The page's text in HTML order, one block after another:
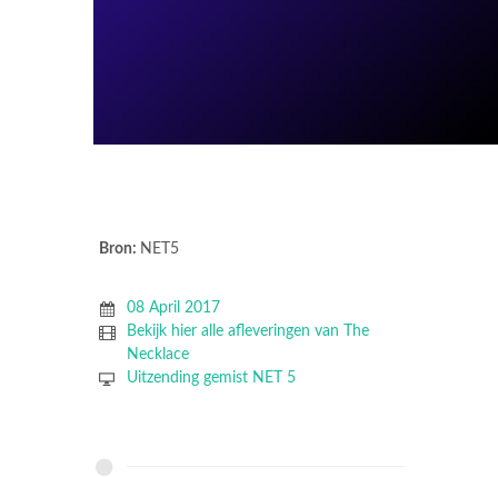
Bron: NET5
08 April 2017
Bekijk hier alle afleveringen van The
Necklace
Uitzending gemist NET 5